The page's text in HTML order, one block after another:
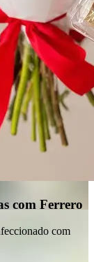
com Ferrero
com